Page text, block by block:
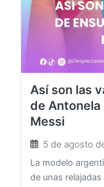
Así son las
de Antonela
5 de agosto
La modelo